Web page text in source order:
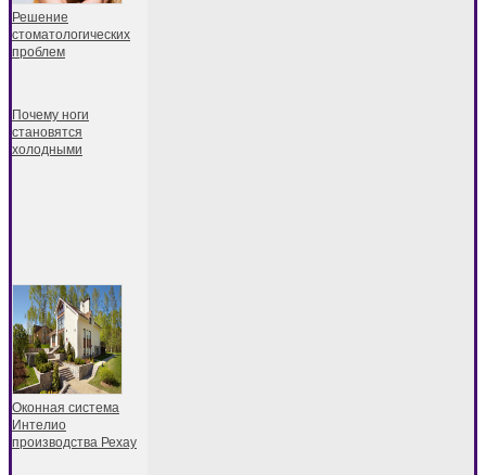
Решение
стоматологических
проблем
Почему ноги
становятся
холодными
Оконная система
Интелио
производства Рехау